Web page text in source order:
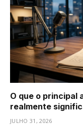
O que o principal
realmente
JULHO 31, 2026